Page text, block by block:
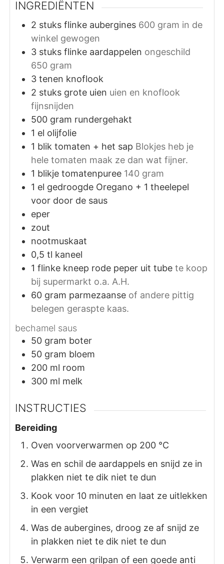
INGREDIËNTEN
2 stuks flinke aubergines 600 gram in de
winkel gewogen
3 stuks flinke aardappelen ongeschild
650 gram
3 tenen knoflook
2 stuks grote uien uien en knoflook
fijnsnijden
500 gram rundergehakt
1 el olijfolie
1 blik tomaten + het sap Blokjes heb je
hele tomaten maak ze dan wat fijner.
1 blikje tomatenpuree 140 gram
1 el gedroogde Oregano + 1 theelepel
voor door de saus
eper
zout
nootmuskaat
0,5 tl kaneel
1 flinke kneep rode peper uit tube te koop
bij supermarkt o.a. A.H.
60 gram parmezaanse of andere pittig
belegen geraspte kaas.
bechamel saus
50 gram boter
50 gram bloem
200 ml room
300 ml melk
INSTRUCTIES
Bereiding
Oven voorverwarmen op 200 °C
Was en schil de aardappels en snijd ze in
plakken niet te dik niet te dun
Kook voor 10 minuten en laat ze uitlekken
in een vergiet
Was de aubergines, droog ze af snijd ze
in plakken niet te dik niet te dun
Verwarm een grilpan of een goede anti